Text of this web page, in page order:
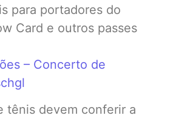
para portadores do
Card e outros passes
– Concerto de
tênis devem conferir a